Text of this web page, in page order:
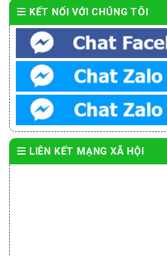
KẾT NỐI VỚI CHÚNG TÔI
LIÊN KẾT MẠNG XÃ HỘI